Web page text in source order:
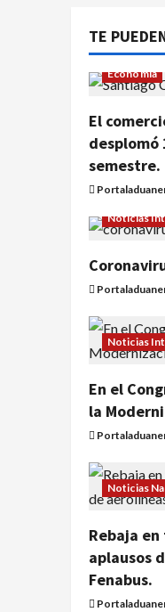
TE
Economía
El
semestre.
Noticias
Noticias
En el
la
Noticias
Rebaja
aplausos
Fenabus.